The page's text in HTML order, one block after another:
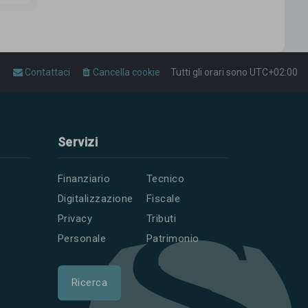
Tutti gli orari sono UTC+02:00
Cancella cookie
Contattaci
Servizi
Finanziario
Digitalizzazione
Privacy
Personale
Tecnico
Fiscale
Tributi
Patrimonio
Ricerca